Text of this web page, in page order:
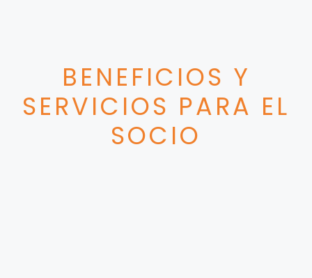
BENEFICIOS Y
SERVICIOS PARA EL
SOCIO